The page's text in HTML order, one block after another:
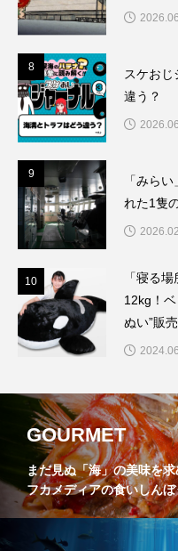
8
スケおじ
違う？
9
「みら
れた1隻
10
「寝る
12kg！
ぬい”販
GOURMET
まだ見ぬ「海」の美味を
フカメディアの食いしん